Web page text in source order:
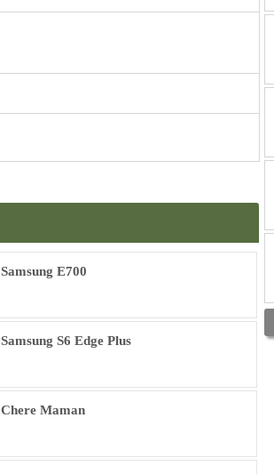
Samsung E700
Samsung S6 Edge Plus
Chere Maman